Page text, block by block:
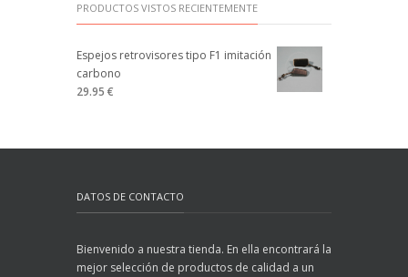
PRODUCTOS VISTOS RECIENTEMENTE
Espejos retrovisores tipo F1 imitación
carbono
29.95 €
DATOS DE CONTACTO
Bienvenido a nuestra tienda. En ella encontrará la
mejor selección de productos de calidad a un